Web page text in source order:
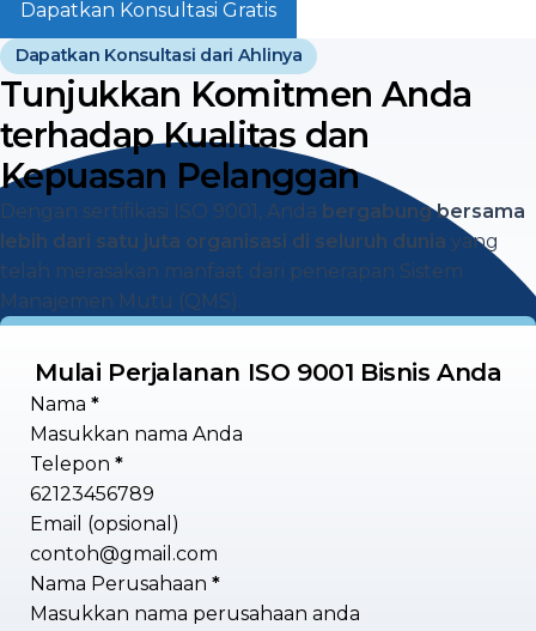
Dapatkan Konsultasi Gratis
Dapatkan Konsultasi dari Ahlinya
Tunjukkan Komitmen Anda
terhadap Kualitas dan
Kepuasan Pelanggan
Dengan sertifikasi ISO 9001, Anda bergabung bersama
lebih dari satu juta organisasi di seluruh dunia yang
telah merasakan manfaat dari penerapan Sistem
Manajemen Mutu (QMS).
Mulai Perjalanan ISO 9001 Bisnis Anda
Section
Nama *
Telepon *
Email (opsional)
Nama Perusahaan *